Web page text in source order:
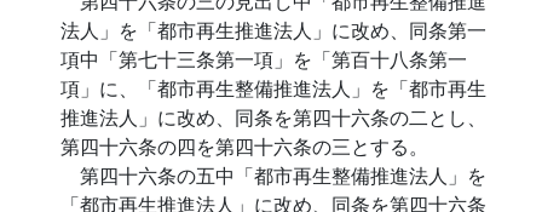
法人」を「都市再生推進法人」に改め、同条第一
項中「第七十三条第一項」を「第百十八条第一
項」に、「都市再生整備推進法人」を「都市再生
推進法人」に改め、同条を第四十六条の二とし、
第四十六条の四を第四十六条の三とする。
第四十六条の五中「都市再生整備推進法人」を
「都市再生推進法人」に改め、同条を第四十六条